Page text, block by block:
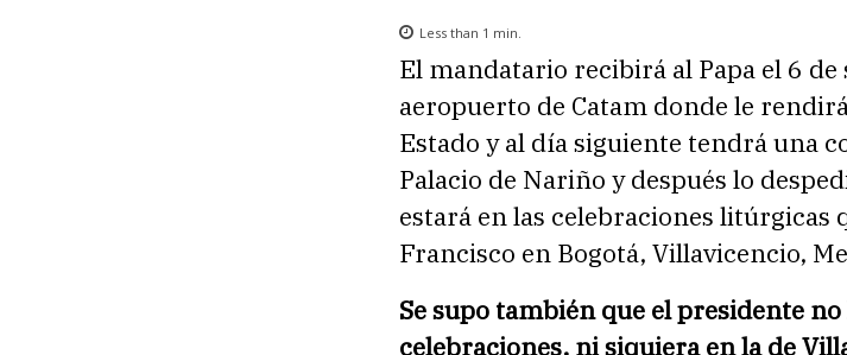
Less than 1 min.
El mandatario recibirá al Papa el 6
aeropuerto de Catam donde le
Estado y al día siguiente tendrá una
Palacio de Nariño y después lo
estará en las celebraciones litúrgicas
Francisco en Bogotá, Villavicencio,
Se supo también que el presidente
celebraciones, ni siquiera en la de